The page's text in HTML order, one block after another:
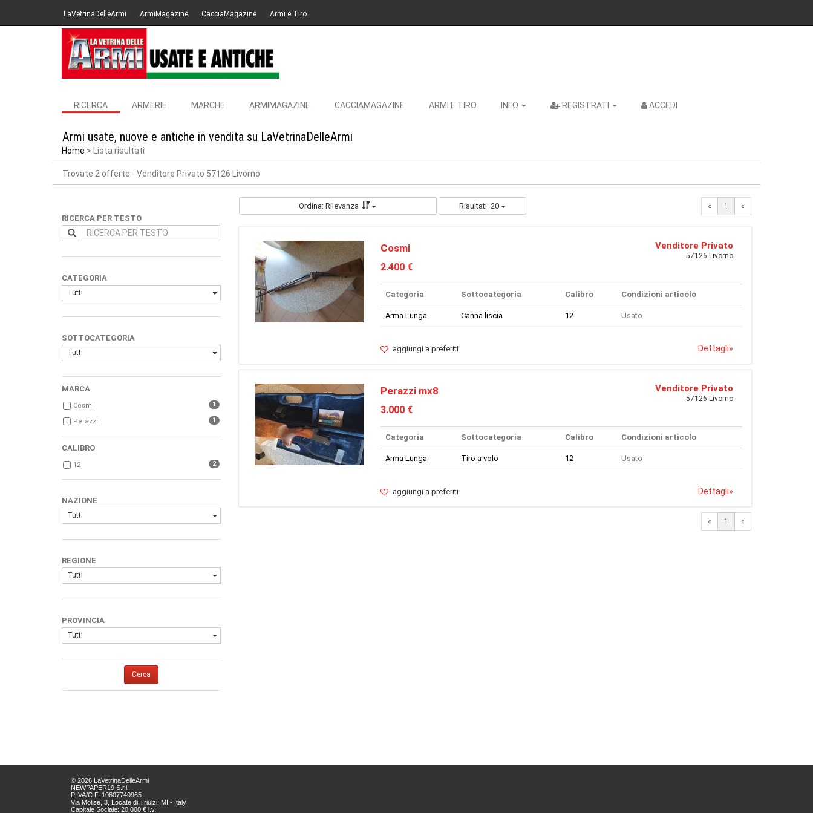
LaVetrinaDelleArmi ArmiMagazine CacciaMagazine Armi e Tiro
RICERCA ARMERIE MARCHE ARMIMAGAZINE CACCIAMAGAZINE ARMI E TIRO INFO REGISTRATI ACCEDI
Armi usate, nuove e antiche in vendita su LaVetrinaDelleArmi
Home Lista risultati
Trovate 2 offerte - Venditore Privato 57126 Livorno
RICERCA PER TESTO
CATEGORIA
Tutti
SOTTOCATEGORIA
Tutti
MARCA
Cosmi 1
Perazzi 1
CALIBRO
12 2
NAZIONE
Tutti
REGIONE
Tutti
PROVINCIA
Tutti
Cerca
Ordina: Rilevanza Risultati: 20 « 1 «
Cosmi
2.400 €
Venditore Privato
57126 Livorno
Categoria Sottocategoria Calibro Condizioni articolo
Arma Lunga Canna liscia 12 Usato
aggiungi a preferiti Dettagli»
Perazzi mx8
3.000 €
Venditore Privato
57126 Livorno
Categoria Sottocategoria Calibro Condizioni articolo
Arma Lunga Tiro a volo 12 Usato
aggiungi a preferiti Dettagli»
« 1 «
© 2026 LaVetrinaDelleArmi
NEWPAPER19 S.r.l.
P.IVA/C.F. 10607740965
Via Molise, 3, Locate di Triulzi, MI - Italy
Capitale Sociale: 20.000 € i.v.